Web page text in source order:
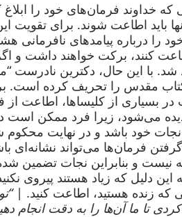
که خداوند فرمان‌های خود را ابلاغ
باید اطاعت شوند. برای تقویت
را درباره پیامدهای نافرمانی
کنند، برکت خواهند داشت و
شد. با این حال، دکترین نادرست
کتاب مقدس را تحریف کرده است.
بسیاری از کلیساها، اطاعت از
می‌شود، زیرا فرد ممکن است
خود باشد و در نهایت محکوم
گرفتن فرمان‌ها می‌تواند نشانه‌ای
نیست و بنابراین نجات تضمین
این دلیل که زیاد هستند پیروی
که زنده هستید، اطاعت کنید. |
تا ما آن‌ها را به دقت انجام دهیم.”